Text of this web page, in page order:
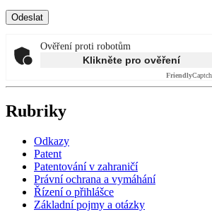
Ověření proti robotům
Klikněte pro ověření
Friendly
Rubriky
Odkazy
Patent
Patentování v zahraničí
Právní ochrana a vymáhání
Řízení o přihlášce
Základní pojmy a otázky